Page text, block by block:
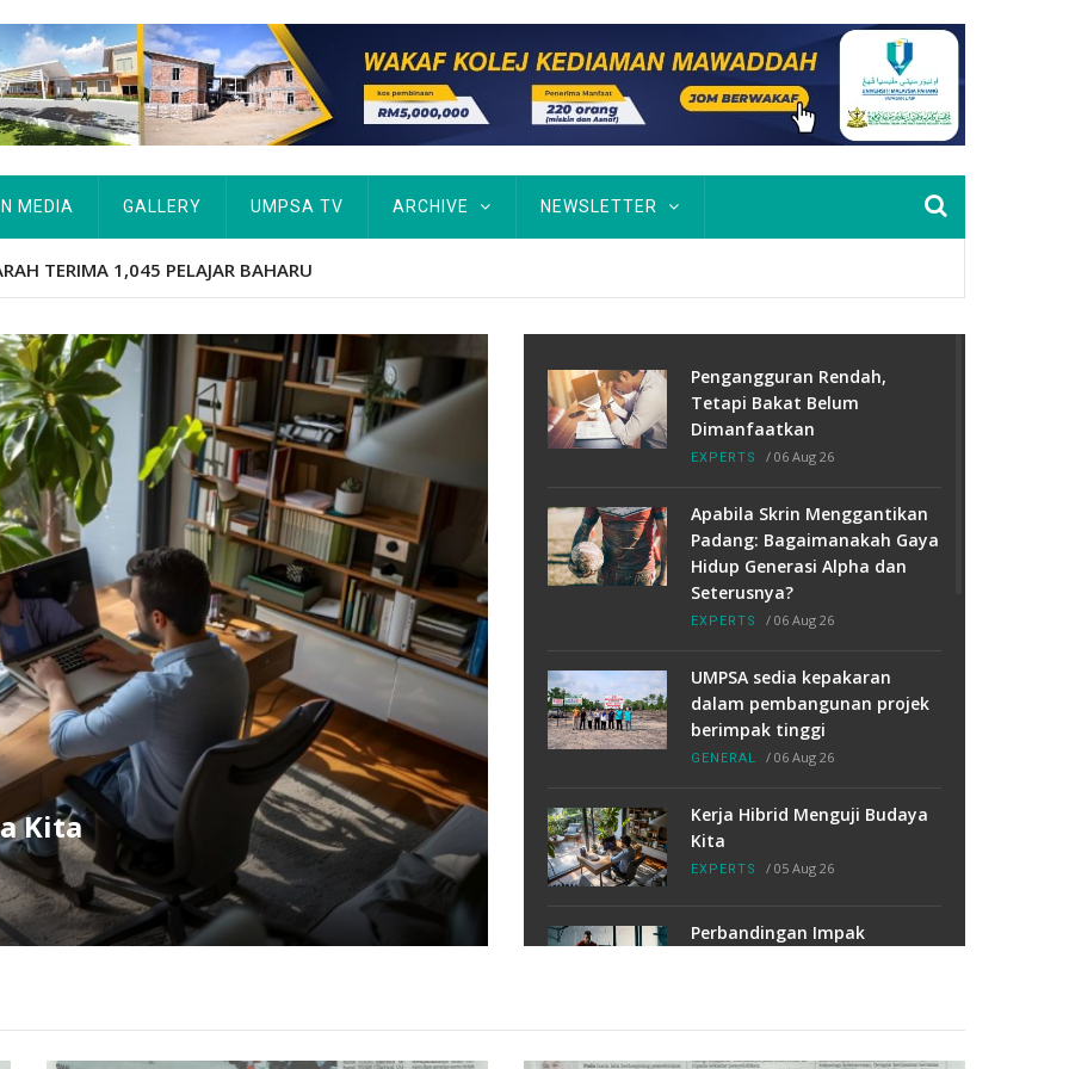
IN MEDIA GALLERY UMPSA TV ARCHIVE NEWSLETTER
TERIMA 1,045 PELAJAR BAHARU
Kita
Pengangguran Rendah,
Tetapi Bakat Belum
Dimanfaatkan
EXPERTS / 06 Aug 26
Apabila Skrin Menggantikan
Padang: Bagaimanakah Gaya
Hidup Generasi Alpha dan
Seterusnya?
EXPERTS / 06 Aug 26
UMPSA sedia kepakaran
dalam pembangunan projek
berimpak tinggi
GENERAL / 06 Aug 26
Kerja Hibrid Menguji Budaya
Kita
EXPERTS / 05 Aug 26
Perbandingan Impak
Penggunaan Tenaga dan
Kekuatan Otot